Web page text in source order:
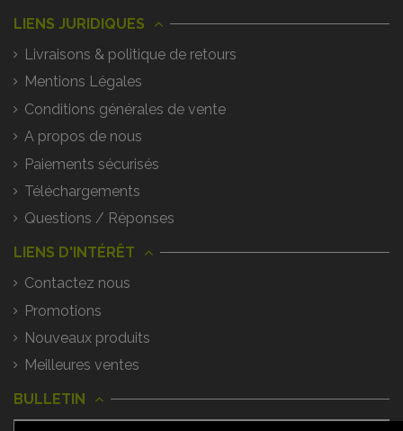
LIENS JURIDIQUES
Livraisons & politique de retours
Mentions Légales
Conditions générales de vente
A propos de nous
Paiements sécurisés
Téléchargements
Questions / Réponses
LIENS D'INTÉRÊT
Contactez nous
Promotions
Nouveaux produits
Meilleures ventes
BULLETIN